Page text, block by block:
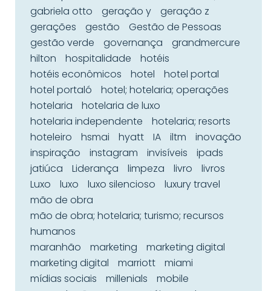
gabriela otto
geração y
geração z
gerações
gestão
Gestão de Pessoas
gestão verde
governança
grandmercure
hilton
hospitalidade
hotéis
hotéis econômicos
hotel
hotel portal
hotel portaló
hotel; hotelaria; operações
hotelaria
hotelaria de luxo
hotelaria independente
hotelaria; resorts
hoteleiro
hsmai hyatt IA iltm
inovação
inspiração
instagram invisíveis
ipads
jatiúca
Liderança limpeza livro
livros
Luxo
luxo luxo silencioso
luxury travel
mão de obra
mão de obra; hotelaria; turismo; recursos
humanos
maranhão
marketing
marketing digital
marketing digital
marriott
miami
mídias sociais
millenials
mobile